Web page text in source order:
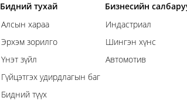
Бидний тухай
Алсын хараа
Эрхэм зорилго
Үнэт зүйл
Гүйцэтгэх удирдлагын баг
Бидний түүх
Бизнесийн
Индастриал
Шингэн хүнс
Автомотив